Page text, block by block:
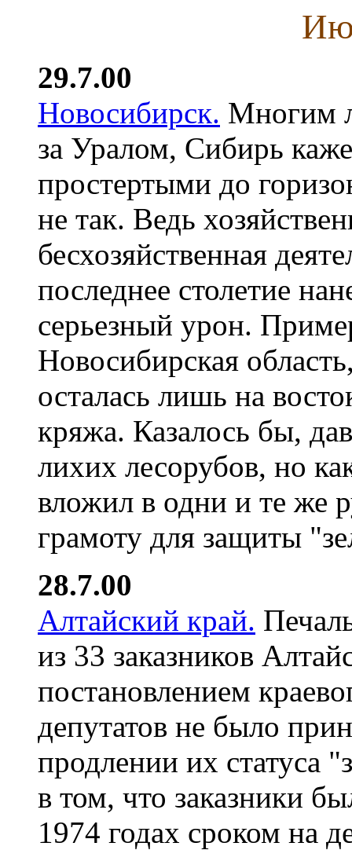
29.7.00
Новосибирск. Многим
за Уралом, Сибирь
простертыми до
не так. Ведь
бесхозяйственная
последнее столетие
серьезный урон.
Новосибирская
осталась лишь на
кряжа. Казалось бы,
лихих лесорубов, но
вложил в одни и те же
грамоту для защиты
28.7.00
Алтайский край.
из 33 заказников
постановлением
депутатов не было
продлении их статуса
в том, что заказники
1974 годах сроком на